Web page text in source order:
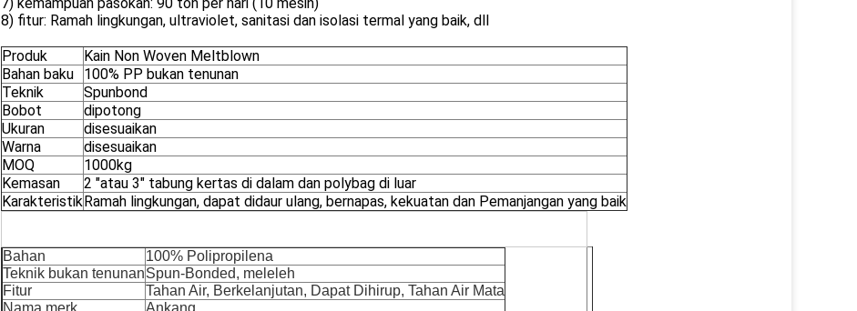
8) fitur: Ramah lingkungan, ultraviolet, sanitasi dan isolasi termal yang baik, dll
Produk
Kain Non Woven Meltblown
Bahan baku
100% PP bukan tenunan
Teknik
Spunbond
Bobot
dipotong
Ukuran
disesuaikan
Warna
disesuaikan
MOQ
1000kg
Kemasan
2 "atau 3" tabung kertas di dalam dan polybag di luar
KarakteristikRamah lingkungan, dapat didaur ulang, bernapas, kekuatan dan Pemanjangan yang baik
Bahan
100% Polipropilena
Teknik bukan tenunanSpun-Bonded, meleleh
Fitur
Tahan Air, Berkelanjutan, Dapat Dihirup, Tahan Air Mata
Nama merk
Ankang